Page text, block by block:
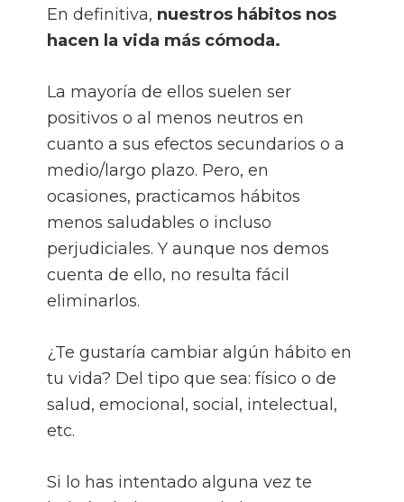
En definitiva, nuestros hábitos nos
hacen la vida más cómoda.
La mayoría de ellos suelen ser
positivos o al menos neutros en
cuanto a sus efectos secundarios o a
medio/largo plazo. Pero, en
ocasiones, practicamos hábitos
menos saludables o incluso
perjudiciales. Y aunque nos demos
cuenta de ello, no resulta fácil
eliminarlos.
¿Te gustaría cambiar algún hábito en
tu vida? Del tipo que sea: físico o de
salud, emocional, social, intelectual,
etc.
Si lo has intentado alguna vez te